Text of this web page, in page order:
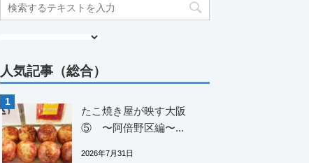
人気記事（総合）
たこ焼き屋が映す大阪
⑤ 〜阿倍野区編〜...
2026年7月31日